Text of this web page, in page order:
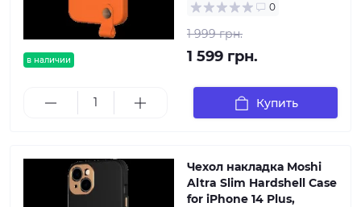
в наличии
0
1 999 грн.
1 599 грн.
Купить
Чехол накладка Moshi
Altra Slim Hardshell Case
for iPhone 14 Plus,